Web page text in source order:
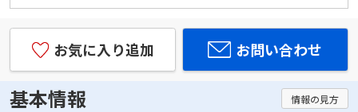
お気に入り追加 お問い合わせ
基本情報 情報の見方